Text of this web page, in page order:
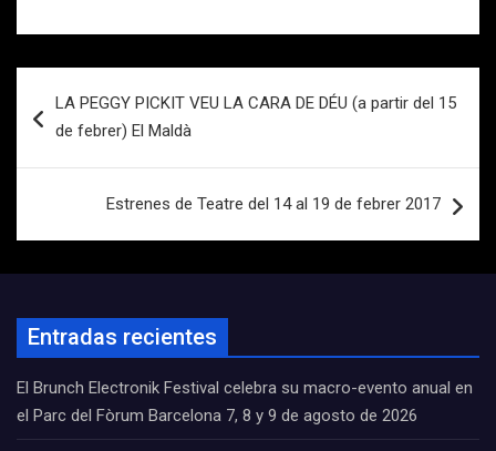
de
LA PEGGY PICKIT VEU LA CARA DE DÉU (a partir del 15
de febrer) El Maldà
Estrenes de Teatre del 14 al 19 de febrer 2017
Entradas recientes
El Brunch Electronik Festival celebra su macro-evento anual en
el Parc del Fòrum Barcelona 7, 8 y 9 de agosto de 2026